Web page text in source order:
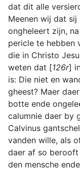
dat dit alle
Meenen wij dat
ongheleert zijn,
pericle te hebben
die in Christo
weten dat [126r]
is: Die niet en
gheest? Maer
botte ende
calumnie daer by
Calvinus
vanden wille, als
daer af so
den mensche